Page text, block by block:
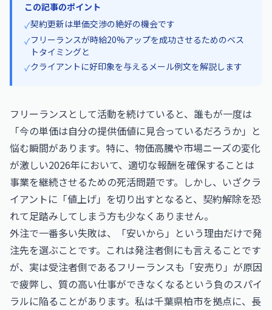
この記事のポイント
✓契約更新は単価交渉の絶好の機会です
✓フリーランスが時給20%アップを成功させるためのベス
トタイミングと
✓クライアントに好印象を与えるメール例文を解説します
フリーランスとして活動を続けていると、誰もが一度は
「今の単価は自分の提供価値に見合っているだろうか」と
悩む瞬間があります。特に、物価高騰や市場ニーズの変化
が激しい2026年において、適切な報酬を確保することは
事業を継続させるための死活問題です。しかし、いざクラ
イアントに「値上げ」を切り出すとなると、契約解除を恐
れて足踏みしてしまう方も少なくありません。
外注で一番多い失敗は、「安いから」という理由だけで発
注先を選ぶことです。これは発注者側にも言えることです
が、実は受注者側であるフリーランスも「安売り」が原因
で疲弊し、質の高い仕事ができなくなるという負のスパイ
ラルに陥ることがあります。私は千葉県柏市を拠点に、長